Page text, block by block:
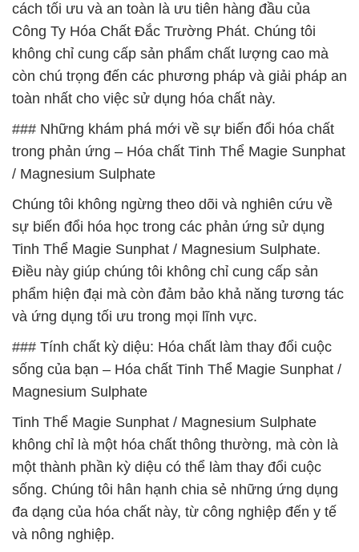
cách tối ưu và an toàn là ưu tiên hàng đầu của
Công Ty Hóa Chất Đắc Trường Phát. Chúng tôi
không chỉ cung cấp sản phẩm chất lượng cao mà
còn chú trọng đến các phương pháp và giải pháp an
toàn nhất cho việc sử dụng hóa chất này.
### Những khám phá mới về sự biến đổi hóa chất
trong phản ứng – Hóa chất Tinh Thể Magie Sunphat
/ Magnesium Sulphate
Chúng tôi không ngừng theo dõi và nghiên cứu về
sự biến đổi hóa học trong các phản ứng sử dụng
Tinh Thể Magie Sunphat / Magnesium Sulphate.
Điều này giúp chúng tôi không chỉ cung cấp sản
phẩm hiện đại mà còn đảm bảo khả năng tương tác
và ứng dụng tối ưu trong mọi lĩnh vực.
### Tính chất kỳ diệu: Hóa chất làm thay đổi cuộc
sống của bạn – Hóa chất Tinh Thể Magie Sunphat /
Magnesium Sulphate
Tinh Thể Magie Sunphat / Magnesium Sulphate
không chỉ là một hóa chất thông thường, mà còn là
một thành phần kỳ diệu có thể làm thay đổi cuộc
sống. Chúng tôi hân hạnh chia sẻ những ứng dụng
đa dạng của hóa chất này, từ công nghiệp đến y tế
và nông nghiệp.